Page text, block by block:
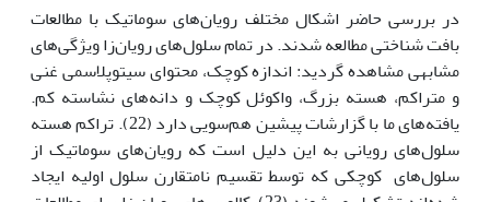
در بررسی حاضر اشکال مختلف رویان‌های سوماتیک با مطالعات
بافت شناختی مطالعه شدند. در تمام سلول‌های رویان‌زا ویژگی‌های
مشابهی مشاهده گردید: اندازه کوچک، محتوای سیتوپلاسمی غنی
و متراکم، هسته بزرگ، واکوئل کوچک و دانه‌های نشاسته کم.
یافته‌های ما با گزارشات پیشین هم‌سویی دارد (22). تراکم هسته‌
سلول‌های رویانی به این دلیل است که رویان‌های سوماتیک از
سلول‌های کوچکی که توسط تقسیم نامتقارن سلول اولیه ایجاد